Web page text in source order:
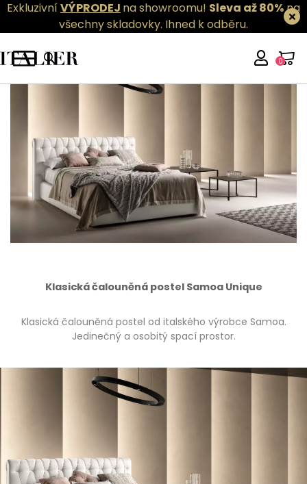
ExkluzivníVÝPRODEJ na showroomu! Sleva až 80%na
všechny skladovky. Ihned k odběru.
0
Klasická čalouněná postel Samoa Unique
Klasická čalouněná postel od italského výrobce Samoa.
Jedinečný a osobitý spací prostor.